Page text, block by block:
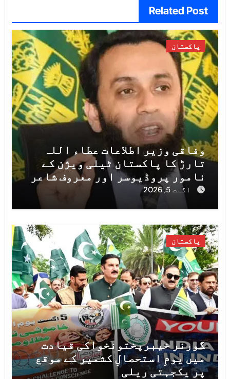
Related Post
پاکستان
وفاقی وزیر اطلاعات عطاء اللہ
تارڑ کا پاکستان ٹیلی ویژن کے
نامور پروڈیوسر اور معروف شاعر
محمد سلیم طاہر کے انتقال پر
اظہارِ افسوس
اگست 5, 2026
پاکستان
گورنر خیبرپختونخواکی قیادت
میں یومِ استحصالِ کشمیر کے موقع
پر یکجہتی ریلی